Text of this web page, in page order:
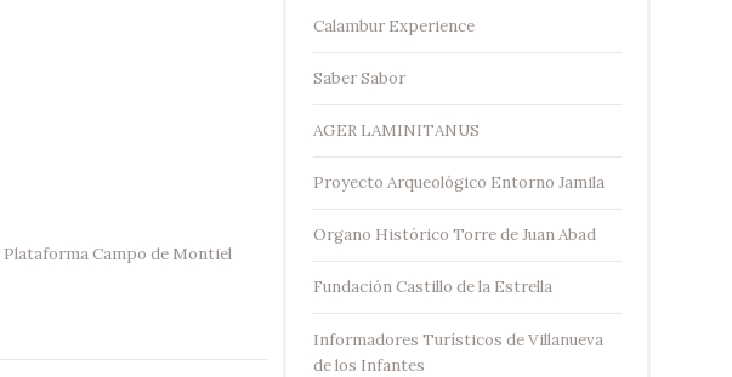
Plataforma Campo de Montiel
Calambur Experience
Saber Sabor
AGER LAMINITANUS
Proyecto Arqueológico Entorno Jamila
Organo Histórico Torre de Juan Abad
Fundación Castillo de la Estrella
Informadores Turísticos de Villanueva
de los Infantes